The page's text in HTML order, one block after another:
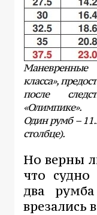
класса»,
после
«Олимпике».
Один румб –
столбце).
Но верны
что
два
врезались